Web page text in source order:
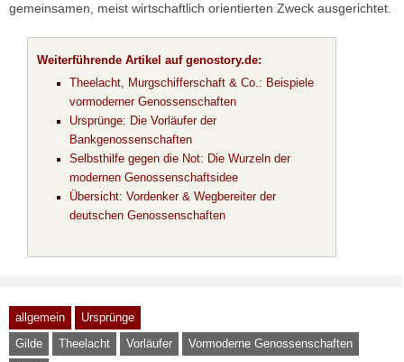
gemeinsamen, meist wirtschaftlich orientierten Zweck ausgerichtet.
Weiterführende Artikel auf genostory.de:
Theelacht, Murgschifferschaft & Co.: Beispiele
vormoderner Genossenschaften
Ursprünge: Die Vorläufer der
Bankgenossenschaften
Selbsthilfe gegen die Not: Die Wurzeln der
modernen Genossenschaftsidee
Übersicht: Vordenker & Wegbereiter der
deutschen Genossenschaften
allgemein
Ursprünge
Gilde
Theelacht Vorläufer
Vormoderne Genossenschaften